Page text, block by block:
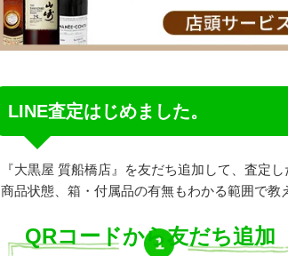
LINE査定はじめました。
『大黒屋 質船橋店』を友だち追加して、査定
商品状態、箱・付属品の有無もわかる範囲で教
QRコードから友だち追加